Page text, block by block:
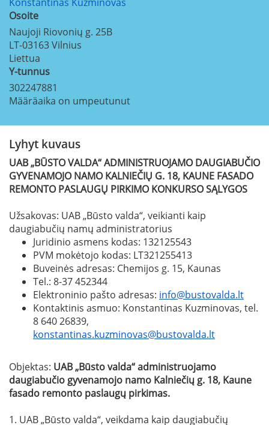
Osoite
Naujoji Riovonių g. 25B
LT-03163Vilnius
Liettua
Y-tunnus
302247881
Määräaika on umpeutunut
Lyhyt kuvaus
UAB „BŪSTO VALDA“ ADMINISTRUOJAMO DAUGIABUČIO
GYVENAMOJO NAMO KALNIEČIŲ G. 18, KAUNE FASADO
REMONTO PASLAUGŲ PIRKIMO KONKURSO SĄLYGOS
Užsakovas: UAB „Būsto valda“, veikianti kaip
daugiabučių namų administratorius
Juridinio asmens kodas: 132125543
PVM mokėtojo kodas: LT321255413
Buveinės adresas: Chemijos g. 15, Kaunas
Tel.: 8-37 452344
Elektroninio pašto adresas: info@bustovalda.lt
Kontaktinis asmuo: Konstantinas Kuzminovas, tel.
8 640 26839,
konstantinas.kuzminovas@bustovalda.lt
Objektas: UAB „Būsto valda“ administruojamo
daugiabučio gyvenamojo namo Kalniečių g. 18, Kaune
fasado remonto paslaugų pirkimas.
1. UAB „Būsto valda“, veikdama kaip daugiabučių